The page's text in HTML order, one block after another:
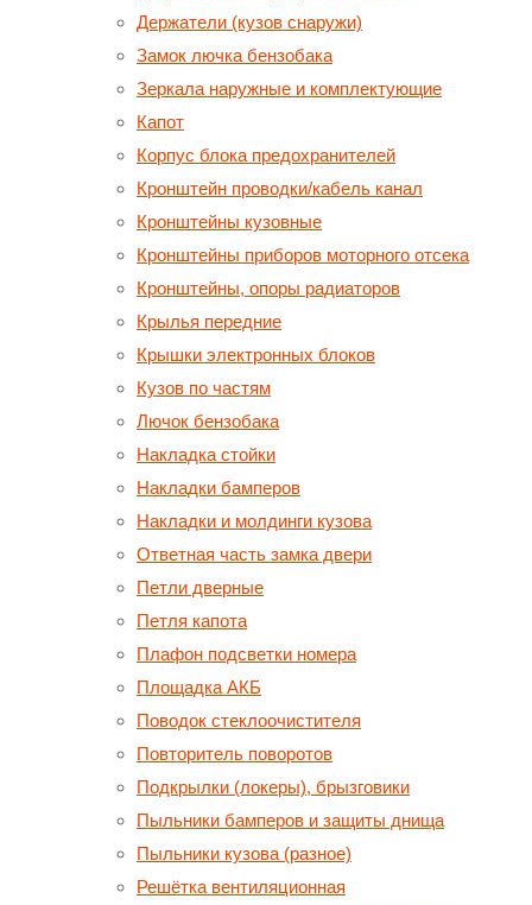
Держатели (кузов снаружи)
Замок лючка бензобака
Зеркала наружные и комплектующие
Капот
Корпус блока предохранителей
Кронштейн проводки/кабель канал
Кронштейны кузовные
Кронштейны приборов моторного отсека
Кронштейны, опоры радиаторов
Крылья передние
Крышки электронных блоков
Кузов по частям
Лючок бензобака
Накладка стойки
Накладки бамперов
Накладки и молдинги кузова
Ответная часть замка двери
Петли дверные
Петля капота
Плафон подсветки номера
Площадка АКБ
Поводок стеклоочистителя
Повторитель поворотов
Подкрылки (локеры), брызговики
Пыльники бамперов и защиты днища
Пыльники кузова (разное)
Решётка вентиляционная